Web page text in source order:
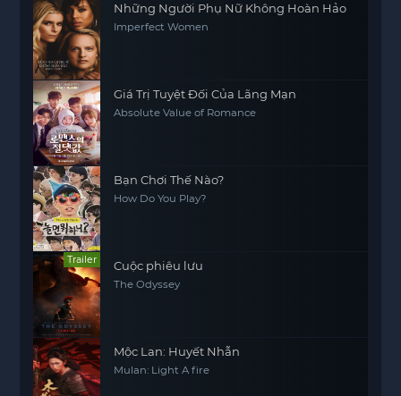
Những Người Phụ Nữ Không Hoàn Hảo
Imperfect Women
Giá Trị Tuyệt Đối Của Lãng Mạn
Absolute Value of Romance
Bạn Chơi Thế Nào?
How Do You Play?
Trailer Cuộc phiêu lưu
The Odyssey
Mộc Lan: Huyết Nhẫn
Mulan: Light A fire